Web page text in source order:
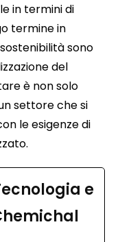
in termini di
termine in
sono
del
è non solo
settore che si
le esigenze di
e